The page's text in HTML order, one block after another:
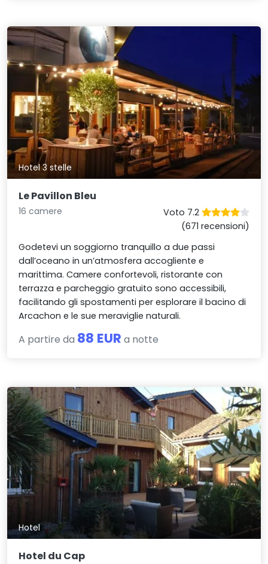
Hotel 3 stelle
Le Pavillon Bleu
16 camere
Voto 7.2
(671 recensioni)
Godetevi un soggiorno tranquillo a due passi
dall’oceano in un’atmosfera accogliente e
marittima. Camere confortevoli, ristorante con
terrazza e parcheggio gratuito sono accessibili,
facilitando gli spostamenti per esplorare il bacino di
Arcachon e le sue meraviglie naturali.
A partire da 88 EUR a notte
Hotel
Hotel du Cap